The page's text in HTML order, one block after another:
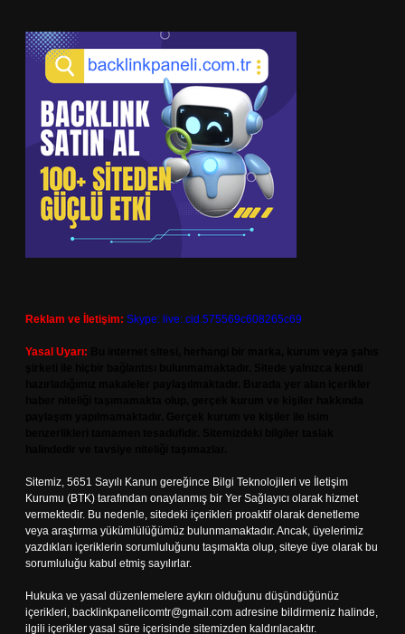
Reklam ve İletişim: Skype: live:.cid.575569c608265c69
Yasal Uyarı:
Sitemiz, 5651 Sayılı Kanun gereğince Bilgi Teknolojileri ve İletişim
Kurumu (BTK) tarafından onaylanmış bir Yer Sağlayıcı olarak hizmet
vermektedir. Bu nedenle, sitedeki içerikleri proaktif olarak denetleme
veya araştırma yükümlülüğümüz bulunmamaktadır. Ancak, üyelerimiz
yazdıkları içeriklerin sorumluluğunu taşımakta olup, siteye üye olarak bu
sorumluluğu kabul etmiş sayılırlar.
Hukuka ve yasal düzenlemelere aykırı olduğunu düşündüğünüz
içerikleri, backlinkpanelicomtr@gmail.com adresine bildirmeniz halinde,
ilgili içerikler yasal süre içerisinde sitemizden kaldırılacaktır.